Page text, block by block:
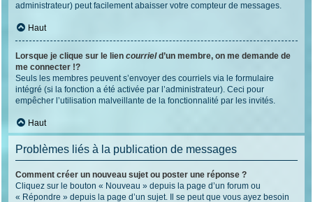
administrateur) peut facilement abaisser votre compteur de messages.
Haut
Lorsque je clique sur le lien courrield’un membre, on me demande de
me connecter !?
Seuls les membres peuvent s’envoyer des courriels via le formulaire
intégré (si la fonction a été activée par l’administrateur). Ceci pour
empêcher l’utilisation malveillante de la fonctionnalité par les invités.
Haut
Problèmes liés à la publication de messages
Comment créer un nouveau sujet ou poster une réponse ?
Cliquez sur le bouton « Nouveau » depuis la page d’un forum ou
« Répondre » depuis la page d’un sujet. Il se peut que vous ayez besoin